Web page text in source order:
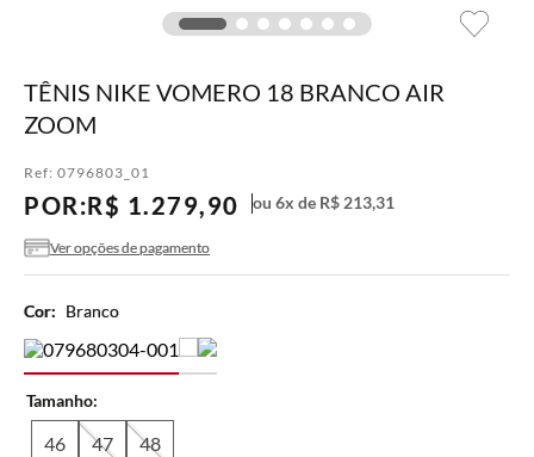
TÊNIS NIKE VOMERO 18 BRANCO AIR
ZOOM
Ref: 0796803_01
POR:R$ 1.279,90 ou 6x de R$ 213,31
Ver opções de pagamento
Cor: Branco
Tamanho
46 47 48